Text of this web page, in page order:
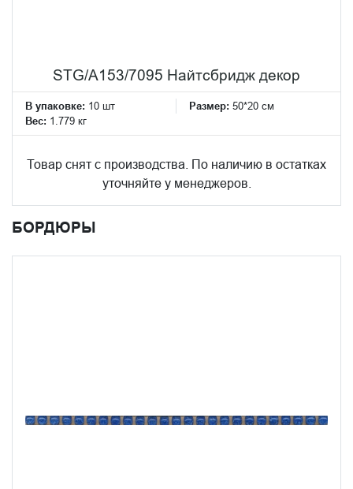
STG/A153/7095 Найтсбридж декор
В упаковке: 10 шт Размер: 50*20 см
Вес: 1.779 кг
Товар снят с производства. По наличию в остатках
уточняйте у менеджеров.
БОРДЮРЫ